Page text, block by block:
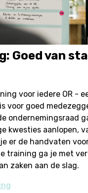
Goed van
voor iedere OR -
voor goed
ondernemingsraad
kwesties aanlopen,
er de handvaten
training ga je met
zaken aan de slag.